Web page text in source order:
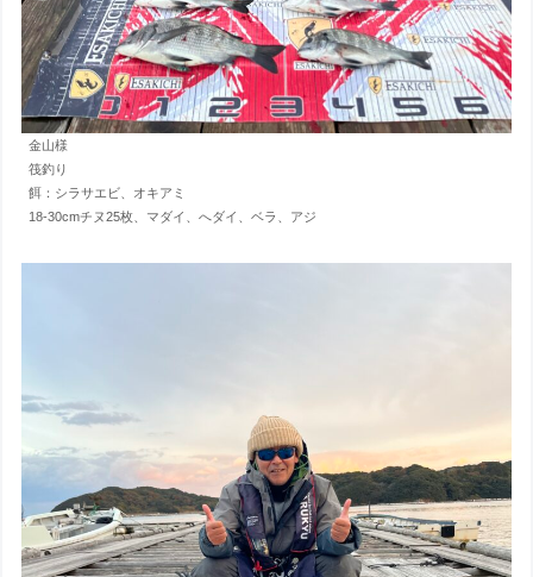
金山様
筏釣り
餌：シラサエビ、オキアミ
18-30cmチヌ25枚、マダイ、へダイ、ベラ、アジ